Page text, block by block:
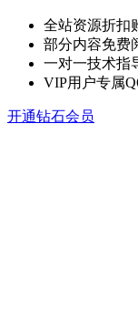
全站资源折扣
部分内容免费
一对一技术指
VIP用户专属
开通钻石会员